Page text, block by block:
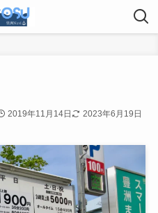
2019年11月14日 2023年6月19日